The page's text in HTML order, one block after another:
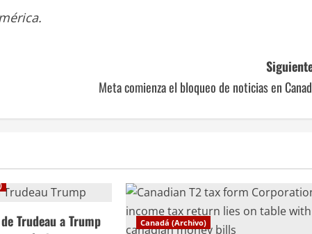
Meta comienza el bloqueo de noticias en
Trudeau a Trump
Canadá (Archivo)